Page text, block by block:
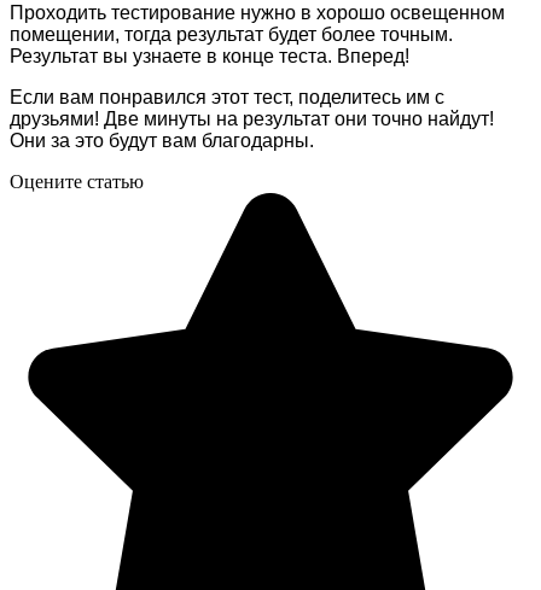
Проходить тестирование нужно в хорошо освещенном
помещении, тогда результат будет более точным.
Результат вы узнаете в конце теста. Вперед!
Если вам понравился этот тест, поделитесь им с
друзьями! Две минуты на результат они точно найдут!
Они за это будут вам благодарны.
Оцените статью